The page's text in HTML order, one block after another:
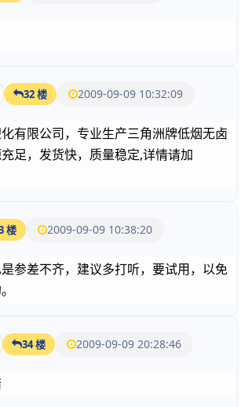
32 楼 2009-09-09 10:32:09
有限公司，专业生产三角洲牌低烟无卤
足，发货快，质量稳定,详情请加
楼 2009-09-09 10:38:20
参差不齐，建议多打听，要试用，以免
34 楼 2009-09-09 20:28:46